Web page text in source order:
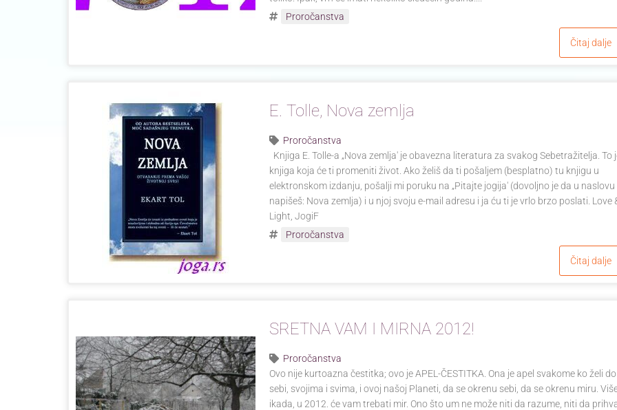
Proročanstva
Čitaj dalje
E. Tolle, Nova zemlja
Proročanstva
Knjiga E. Tolle-a „Nova zemlja' je obavezna literatura za svakog Sebetražitelja. To
knjiga koja će ti promeniti život. Ako želiš da ti pošaljem (besplatno) tu knjigu u
elektronskom izdanju, pošalji mi poruku na „Pitajte jogija' (dovoljno je da u naslovu
napišeš: Nova zemlja) i u njoj svoju e-mail adresu i ja ću ti je vrlo brzo poslati. Love
Light, JogiF
Proročanstva
Čitaj dalje
SRETNA VAM I MIRNA 2012!
Proročanstva
Ovo nije kurtoazna čestitka; ovo je APEL-ČESTITKA. Ona je apel svakome ko želi
sebi, svojima i svima, i ovoj našoj Planeti, da se okrenu sebi, da se okrenu miru.
ikada, u 2012. će vam trebati mir. Ono što um ne može niti da razume, niti da